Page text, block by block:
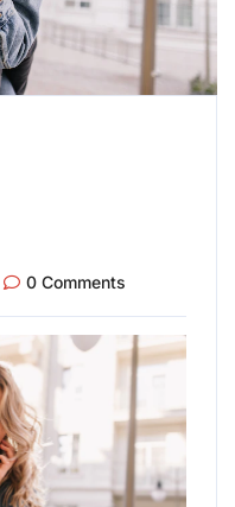
0 Comments